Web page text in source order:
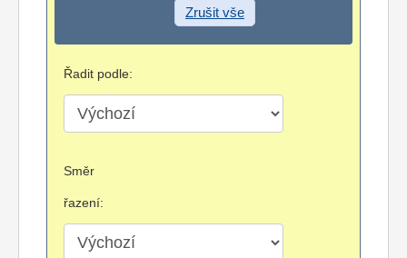
Zrušit vše
Řadit podle:
Směr
řazení: